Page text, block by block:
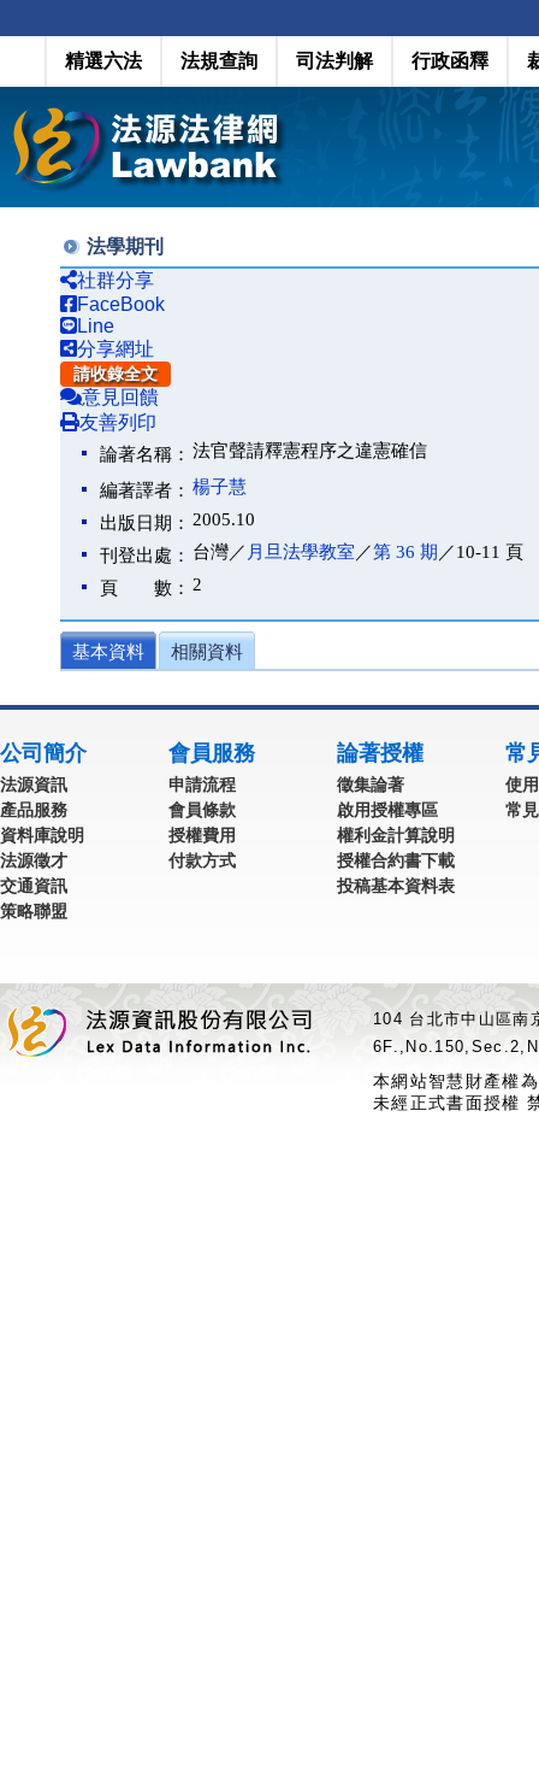
精選六法 法規查詢 司法判解 行政函釋
法學期刊
社群分享
FaceBook
Line
分享網址
請收錄全文
意見回饋
友善列印
論著名稱： 法官聲請釋憲程序之違憲確信
編著譯者： 楊子慧
出版日期： 2005.10
刊登出處： 台灣／ 月旦法學教室 ／第 36 期 ／10-11 頁
頁 數： 2
基本資料 相關資料
公司簡介
法源資訊
產品服務
資料庫說明
法源徵才
交通資訊
策略聯盟
會員服務
申請流程
會員條款
授權費用
付款方式
論著授權
徵集論著
啟用授權專區
權利金計算說明
授權合約書下載
投稿基本資料表
常
使
常
104 台北市中山區
本網站智慧財產權
未經正式書面授權